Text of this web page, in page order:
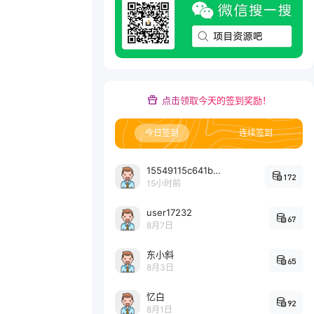
点击领取今天的签到奖励！
今日签到 连续签到
15549115c641bc6524e64d1d800349ec7396
15小时前
172
user17232
8月7日
67
东小斜
8月3日
65
忆白
8月1日
92